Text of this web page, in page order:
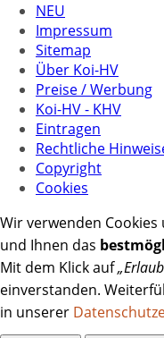
NEU
Impressum
Sitemap
Über Koi-HV
Preise / Werbung
Koi-HV - KHV
Eintragen
Rechtliche
Copyright
Cookies
Wir verwenden
und Ihnen das
Mit dem Klick auf
einverstanden.
in unserer